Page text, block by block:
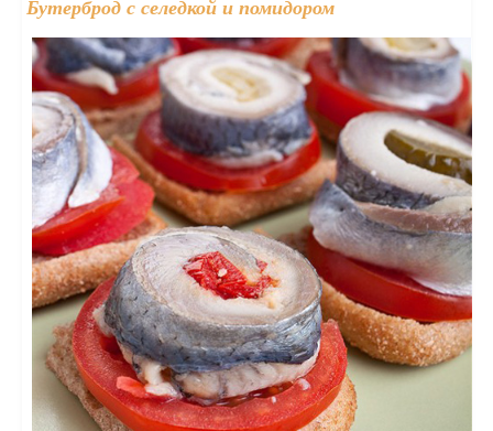
Бутерброд с селедкой и помидором